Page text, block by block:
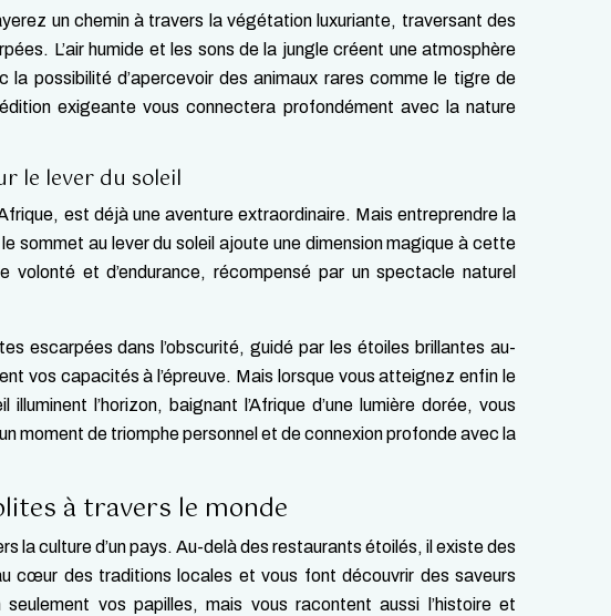
un chemin à travers la végétation luxuriante, traversant des
L’air humide et les sons de la jungle créent une atmosphère
possibilité d’apercevoir des animaux rares comme le tigre de
exigeante vous connectera profondément avec la nature
le lever du soleil
est déjà une aventure extraordinaire. Mais entreprendre la
sommet au lever du soleil ajoute une dimension magique à cette
et d’endurance, récompensé par un spectacle naturel
escarpées dans l’obscurité, guidé par les étoiles brillantes au-
vos capacités à l’épreuve. Mais lorsque vous atteignez enfin le
l’horizon, baignant l’Afrique d’une lumière dorée, vous
moment de triomphe personnel et de connexion profonde avec la
à travers le monde
la culture d’un pays. Au-delà des restaurants étoilés, il existe des
cœur des traditions locales et vous font découvrir des saveurs
vos papilles, mais vous racontent aussi l’histoire et